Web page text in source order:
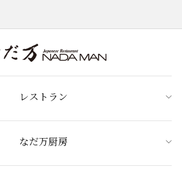
レストラン
なだ万厨房